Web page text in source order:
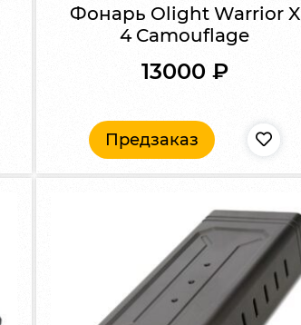
Фонарь Olight Warrior X
4 Camouflage
13000 ₽
Предзаказ